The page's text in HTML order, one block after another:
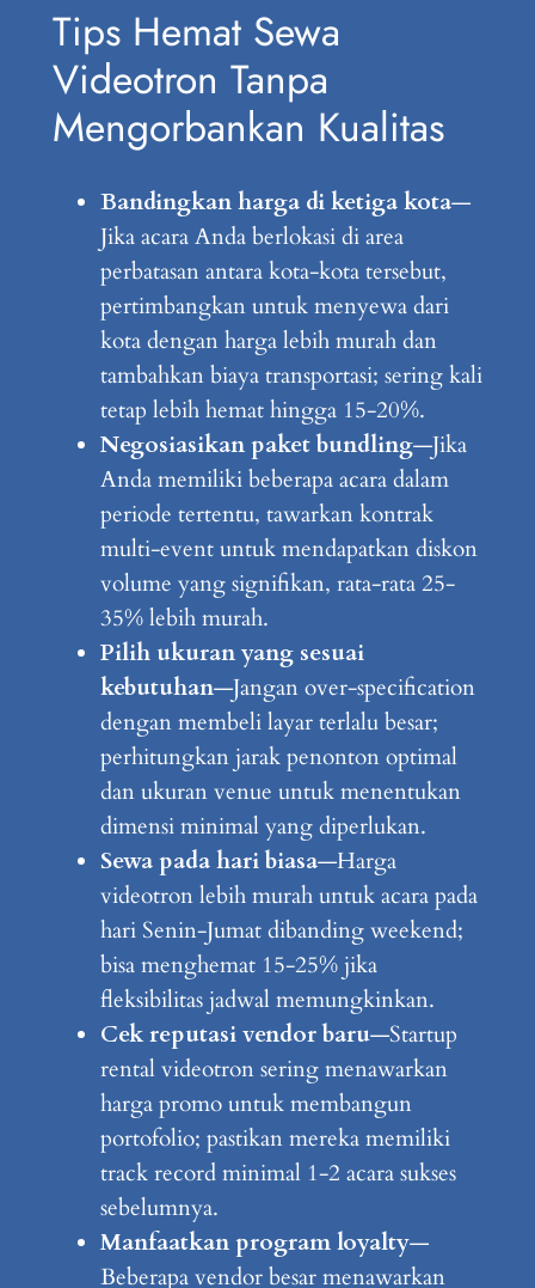
Tips Hemat Sewa
Videotron Tanpa
Mengorbankan Kualitas
Bandingkan harga di ketiga kota—
Jika acara Anda berlokasi di area
perbatasan antara kota-kota tersebut,
pertimbangkan untuk menyewa dari
kota dengan harga lebih murah dan
tambahkan biaya transportasi; sering kali
tetap lebih hemat hingga 15-20%.
Negosiasikan paket bundling—Jika
Anda memiliki beberapa acara dalam
periode tertentu, tawarkan kontrak
multi-event untuk mendapatkan diskon
volume yang signifikan, rata-rata 25-
35% lebih murah.
Pilih ukuran yang sesuai
kebutuhan—Jangan over-specification
dengan membeli layar terlalu besar;
perhitungkan jarak penonton optimal
dan ukuran venue untuk menentukan
dimensi minimal yang diperlukan.
Sewa pada hari biasa—Harga
videotron lebih murah untuk acara pada
hari Senin-Jumat dibanding weekend;
bisa menghemat 15-25% jika
fleksibilitas jadwal memungkinkan.
Cek reputasi vendor baru—Startup
rental videotron sering menawarkan
harga promo untuk membangun
portofolio; pastikan mereka memiliki
track record minimal 1-2 acara sukses
sebelumnya.
Manfaatkan program loyalty—
Beberapa vendor besar menawarkan